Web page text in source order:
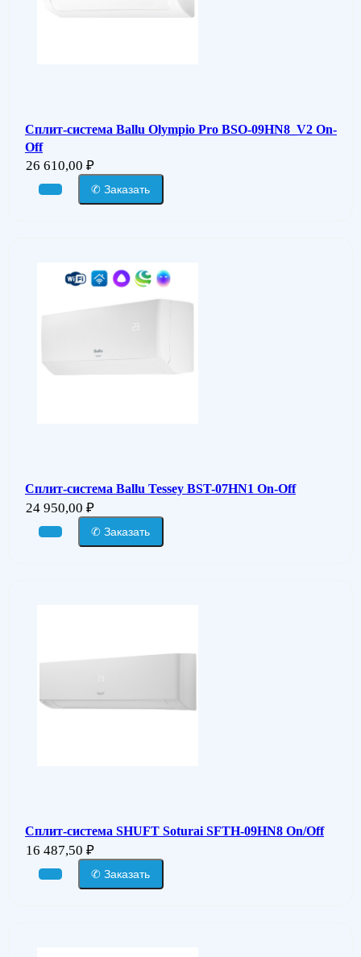
Сплит-система Ballu Olympio Pro BSO-09HN8_V2 On-
Off
26 610,00 ₽
✆ Заказать
Сплит-система Ballu Tessey BST-07HN1 On-Off
24 950,00 ₽
✆ Заказать
Сплит-система SHUFT Soturai SFTH-09HN8 On/Off
16 487,50 ₽
✆ Заказать